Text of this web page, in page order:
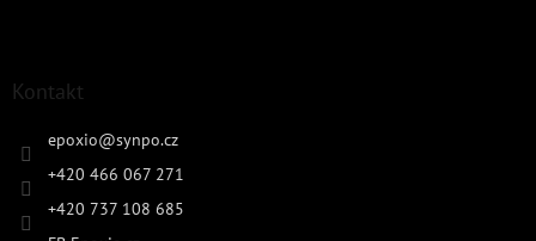
Kontakt
epoxio@synpo.cz
+420 466 067 271
+420 737 108 685